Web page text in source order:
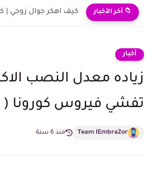
📁 آخر الأخبار
أخبار
زياده معدل النصب
تفشي فيروس كورونا (
Team IEmbra2or منذ 6 سنة